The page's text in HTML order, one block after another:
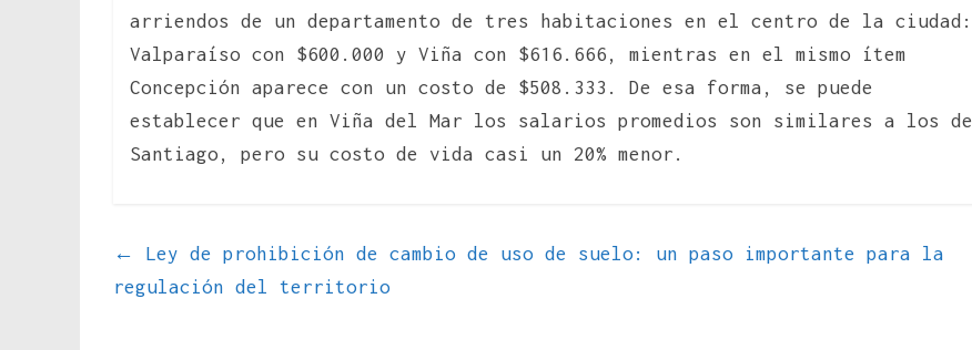
arriendos de un departamento de tres habitaciones en el centro de la ciudad:
Valparaíso con $600.000 y Viña con $616.666, mientras en el mismo ítem
Concepción aparece con un costo de $508.333. De esa forma, se puede
establecer que en Viña del Mar los salarios promedios son similares a los de
Santiago, pero su costo de vida casi un 20% menor.
←
Ley de prohibición de cambio de uso de suelo: un paso importante para la
regulación del territorio